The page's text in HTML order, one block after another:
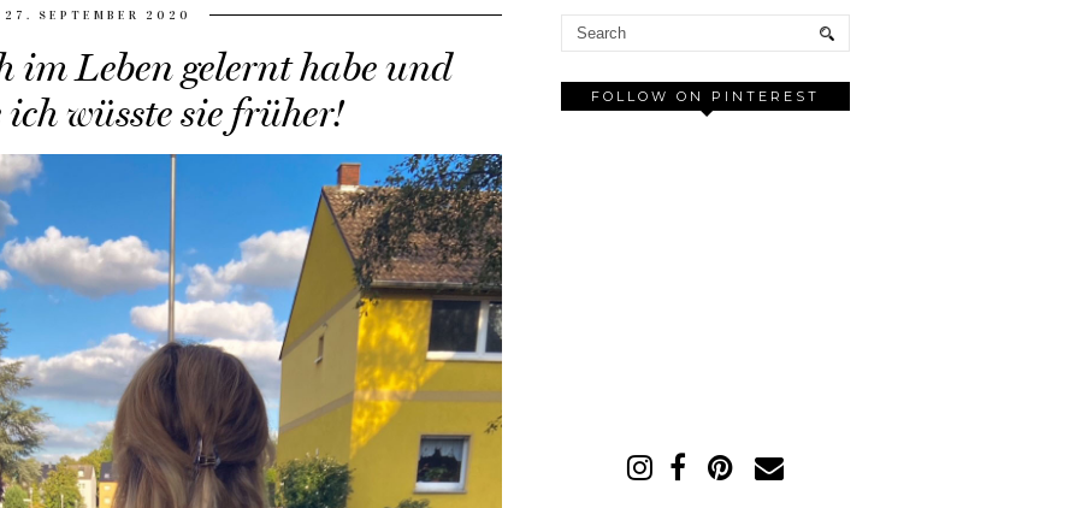
27. SEPTEMBER 2020
im Leben gelernt habe und
wüsste sie früher!
FOLLOW ON PINTEREST